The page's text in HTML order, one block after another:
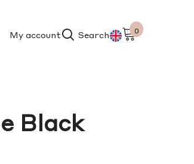
My account
Search
00
items
Black